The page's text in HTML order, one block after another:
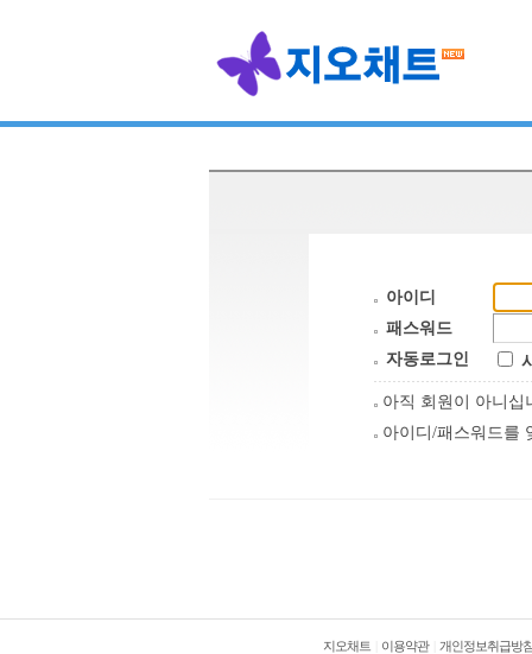
아이디
패스워드
자동로그인
아직 회원이 아니
아이디/패스워드
지오채트 이용약관
개인정보취급방